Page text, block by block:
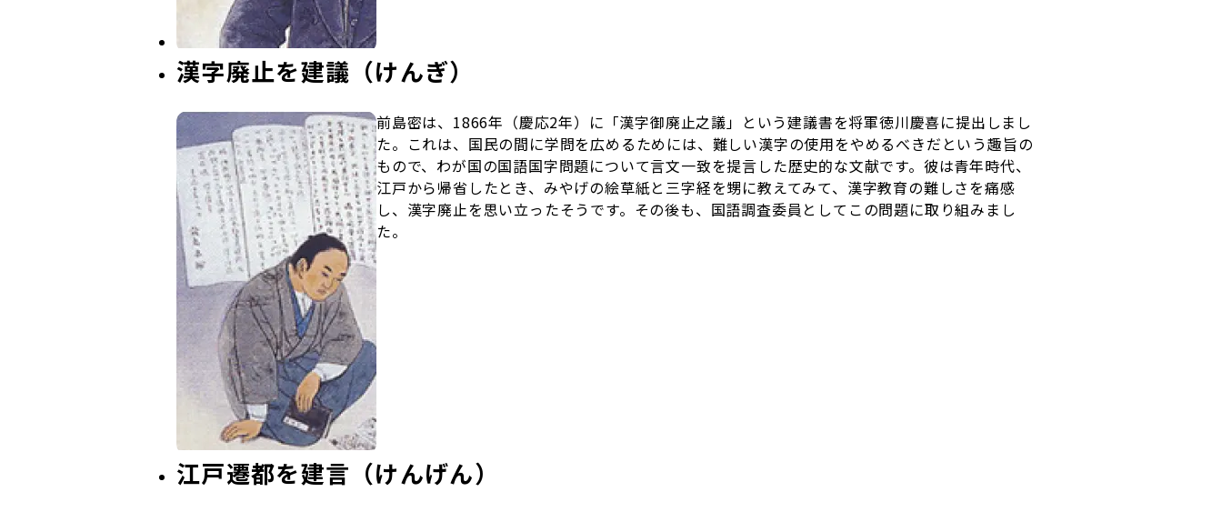
漢字廃止を建議（けんぎ）
前島密は、1866年（慶応2年）に「漢字御廃止之議」という建議書を将軍徳川慶喜に提出しまし
た。これは、国民の間に学問を広めるためには、難しい漢字の使用をやめるべきだという趣旨の
もので、わが国の国語国字問題について言文一致を提言した歴史的な文献です。彼は青年時代、
江戸から帰省したとき、みやげの絵草紙と三字経を甥に教えてみて、漢字教育の難しさを痛感
し、漢字廃止を思い立ったそうです。その後も、国語調査委員としてこの問題に取り組みまし
た。
江戸遷都を建言（けんげん）